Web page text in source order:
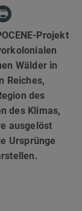
Projekt
Wälder in
Reiches,
des
des Klimas,
ausgelöst
Ursprünge